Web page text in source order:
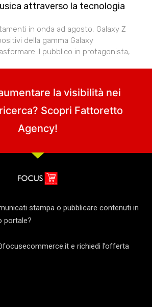
attraverso la tecnologia
in onda ad agosto, Galaxy Z
della gamma Galaxy
il pubblico in protagonista,
la visibilità nei
Scopri Fattoretto
Agency!
stampa o pubblicare contenuti in
portale?
e richiedi l’offerta